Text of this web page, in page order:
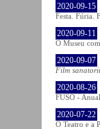
2020-09-15
Festa. Fúria.
2020-09-11
O Museu
2020-09-07
Film
2020-08-26
FUSO -
2020-07-22
O Teatro e a